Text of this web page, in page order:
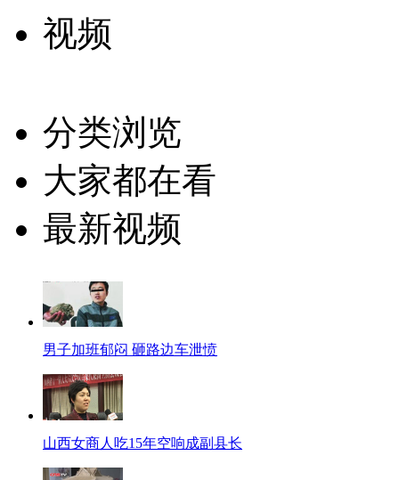
视频
分类浏览
大家都在看
最新视频
男子加班郁闷 砸路边车泄愤
山西女商人吃15年空响成副县长